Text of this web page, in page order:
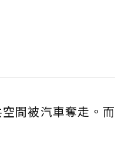
間被汽車奪走。而